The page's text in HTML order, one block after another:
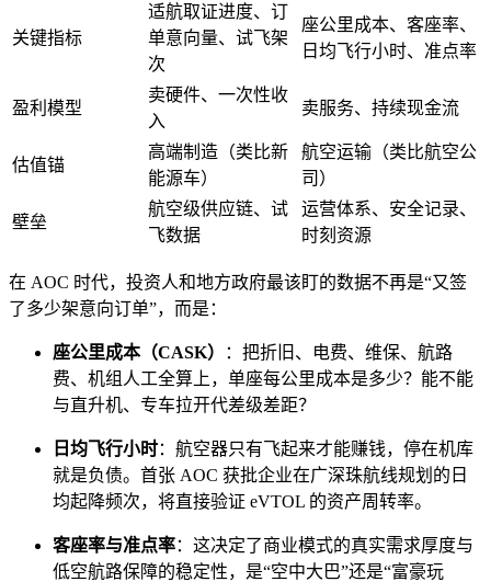
关键指标
适航取证进度、订
单意向量、试飞架
次
座公里成本、客座率、
日均飞行小时、准点率
盈利模型
卖硬件、一次性收
入
卖服务、持续现金流
估值锚
高端制造（类比新
能源车）
航空运输（类比航空公
司）
壁垒
航空级供应链、试
飞数据
运营体系、安全记录、
时刻资源
在 AOC 时代，投资人和地方政府最该盯的数据不再是“又签
了多少架意向订单”，而是：
座公里成本（CASK）
：把折旧、电费、维保、航路
费、机组人工全算上，单座每公里成本是多少？能不能
与直升机、专车拉开代差级差距？
日均飞行小时：航空器只有飞起来才能赚钱，停在机库
就是负债。首张 AOC 获批企业在广深珠航线规划的日
均起降频次，将直接验证 eVTOL 的资产周转率。
客座率与准点率：这决定了商业模式的真实需求厚度与
低空航路保障的稳定性，是“空中大巴”还是“富豪玩